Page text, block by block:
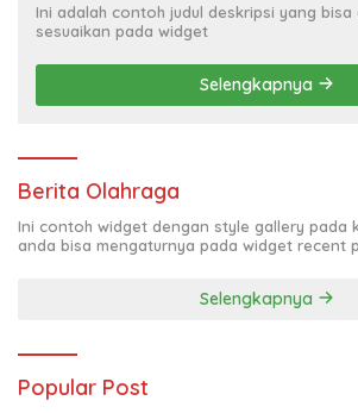
Ini adalah contoh judul deskripsi yang bisa
sesuaikan pada widget
Selengkapnya
Berita Olahraga
Ini contoh widget dengan style gallery pada
anda bisa mengaturnya pada widget recent
Selengkapnya
Popular Post